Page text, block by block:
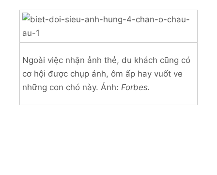
Ngoài việc nhận ảnh thẻ, du khách cũng có
cơ hội được chụp ảnh, ôm ấp hay vuốt ve
những con chó này. Ảnh: Forbes.